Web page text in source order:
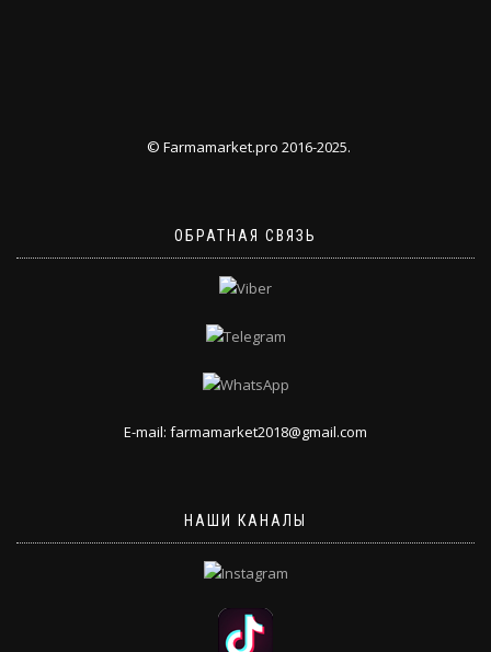
© Farmamarket.pro 2016-2025.
ОБРАТНАЯ СВЯЗЬ
E-mail: farmamarket2018@gmail.com
НАШИ КАНАЛЫ